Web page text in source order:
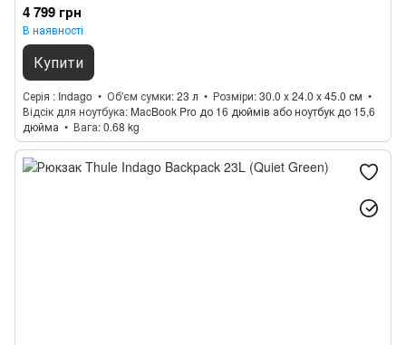
4 799 грн
В наявності
Купити
Серія Indago Об'єм сумки 23 л Розміри 30.0 x 24.0 x 45.0 см
Відсік для ноутбука MacBook Pro до 16 дюймів або ноутбук до 15,6
дюйма
Вага 0.68 kg